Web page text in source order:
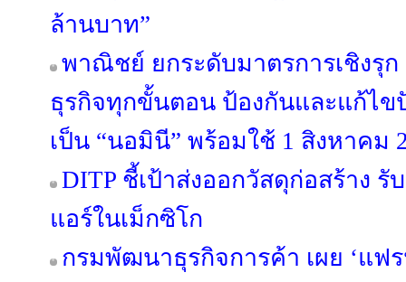
ล้านบาท”
พาณิชย์ ยกระดับมาตรการเชิงรุก
ธุรกิจทุกขั้นตอน ป้องกันและแก้ไ
เป็น “นอมินี” พร้อมใช้ 1 สิงหาคม
DITP ชี้เป้าส่งออกวัสดุก่อสร้าง
แอร์ในเม็กซิโก
กรมพัฒนาธุรกิจการค้า เผย ‘แฟ